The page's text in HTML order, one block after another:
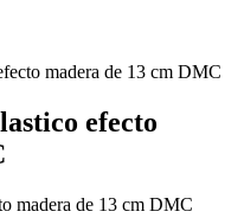
madera de 13 cm DMC
efecto